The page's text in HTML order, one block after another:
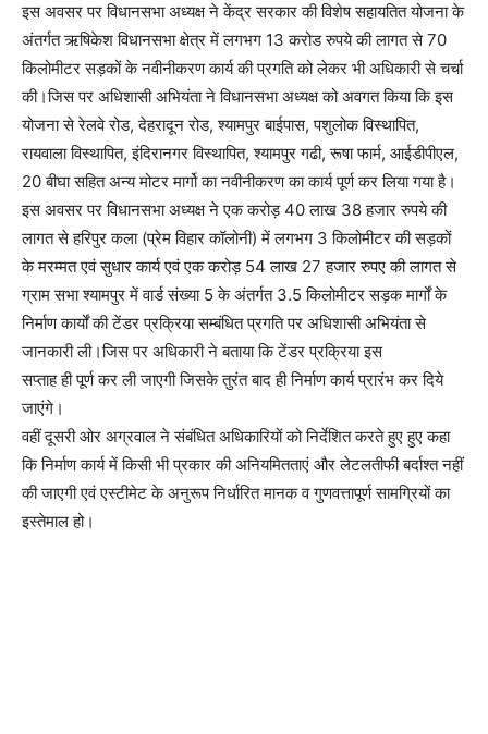
इस अवसर पर विधानसभा अध्यक्ष ने केंद्र सरकार की विशेष सहायतित योजना के
अंतर्गत ऋषिकेश विधानसभा क्षेत्र में लगभग 13 करोड रुपये की लागत से 70
किलोमीटर सड़कों के नवीनीकरण कार्य की प्रगति को लेकर भी अधिकारी से चर्चा
की।जिस पर अधिशासी अभियंता ने विधानसभा अध्यक्ष को अवगत किया कि इस
योजना से रेलवे रोड, देहरादून रोड, श्यामपुर बाईपास, पशुलोक विस्थापित,
रायवाला विस्थापित, इंदिरानगर विस्थापित, श्यामपुर गढी, रूषा फार्म, आईडीपीएल,
20 बीघा सहित अन्य मोटर मार्गो का नवीनीकरण का कार्य पूर्ण कर लिया गया है।
इस अवसर पर विधानसभा अध्यक्ष ने एक करोड़ 40 लाख 38 हजार रुपये की
लागत से हरिपुर कला (प्रेम विहार कॉलोनी) में लगभग 3 किलोमीटर की सड़कों
के मरम्मत एवं सुधार कार्य एवं एक करोड़ 54 लाख 27 हजार रुपए की लागत से
ग्राम सभा श्यामपुर में वार्ड संख्या 5 के अंतर्गत 3.5 किलोमीटर सड़क मार्गों के
निर्माण कार्यों की टेंडर प्रक्रिया सम्बंधित प्रगति पर अधिशासी अभियंता से
जानकारी ली।जिस पर अधिकारी ने बताया कि टेंडर प्रक्रिया इस
सप्ताह ही पूर्ण कर ली जाएगी जिसके तुरंत बाद ही निर्माण कार्य प्रारंभ कर दिये
जाएंगे।
वहीं दूसरी ओर अग्रवाल ने संबंधित अधिकारियों को निर्देशित करते हुए हुए कहा
कि निर्माण कार्य में किसी भी प्रकार की अनियमितताएं और लेटलतीफी बर्दाश्त नहीं
की जाएगी एवं एस्टीमेट के अनुरूप निर्धारित मानक व गुणवत्तापूर्ण सामग्रियों का
इस्तेमाल हो।